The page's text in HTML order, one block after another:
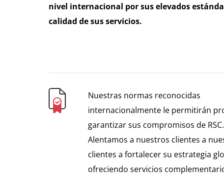
nivel internacional por sus elevados
calidad de sus servicios.
Nuestras normas reconocidas
internacionalmente le permitirán
garantizar sus compromisos de RSC.
Alentamos a nuestros clientes a
clientes a fortalecer su estrategia
ofreciendo servicios